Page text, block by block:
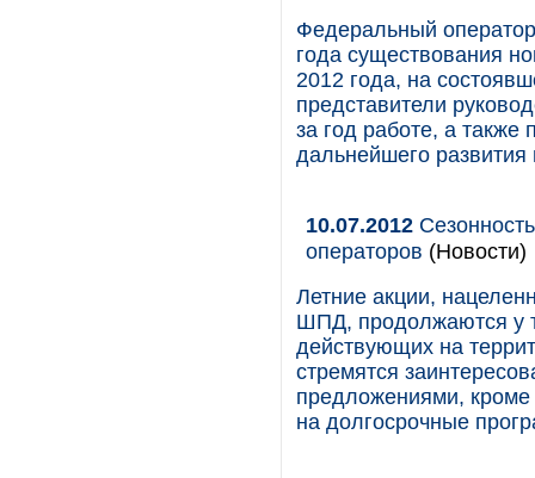
Федеральный
года существования
2012 года, на
представители
за год работе, а также
дальнейшего развития
10.07.2012
операторов (Новости)
Летние акции,
ШПД, продолжаются у
действующих на
стремятся
предложениями, кроме
на долгосрочные